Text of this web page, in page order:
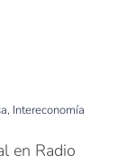
, Intereconomía
en Radio